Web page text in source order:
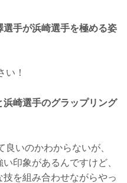
手が浜崎選手を極める姿
い！
崎選手のグラップリング
いのかわからないが、
印象があるんですけど、
を組み合わせながらやっ